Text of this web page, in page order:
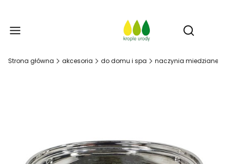
Otwórz
Strona główna akcesoria do domu i spa naczynia miedziane